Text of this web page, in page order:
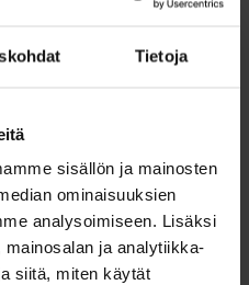
Tietoja
sisällön ja mainosten
ominaisuuksien
analysoimiseen. Lisäksi
ja analytiikka-
siitä, miten käytät
työn yksityiskohtaista
tärkein sopimuskumppani.
resurssit hoitaaksemme
toiminta perustuu
tietoomme yrityksen
puhua uudesta